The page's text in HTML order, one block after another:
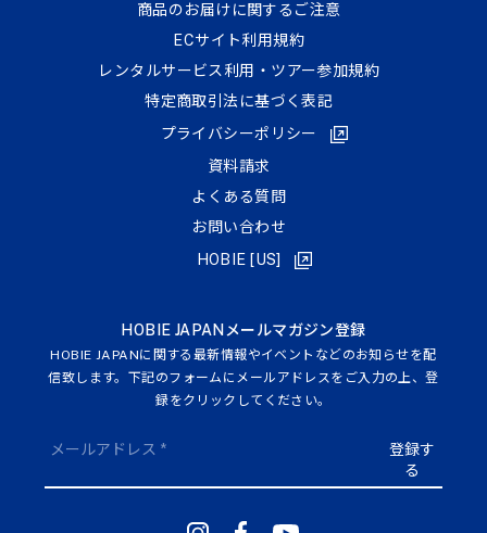
HOBIE JAPANメールマガジン登録
HOBIE JAPANに関する最新情報やイベントなどのお知らせを配
信致します。下記のフォームにメールアドレスをご入力の上、登
録をクリックしてください。
商品のお届けに関するご注意
ECサイト利⽤規約
レンタルサービス利用・ツアー参加規約
特定商取引法に基づく表記
プライバシーポリシー
資料請求
よくある質問
お問い合わせ
HOBIE [US]